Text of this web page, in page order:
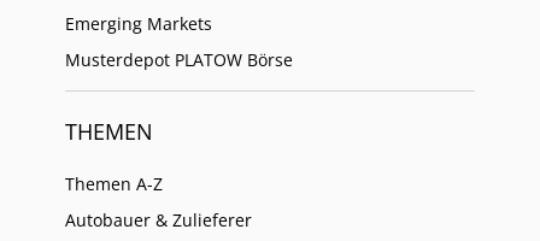
Emerging Markets
Musterdepot PLATOW Börse
THEMEN
Themen A-Z
Autobauer & Zulieferer